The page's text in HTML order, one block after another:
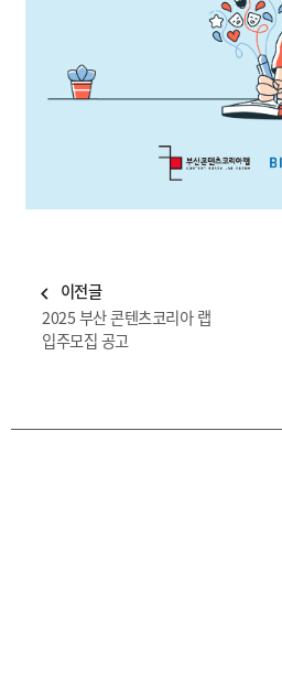
navigate_before 이전글
2025 부산 콘텐츠코리아 랩
입주모집 공고